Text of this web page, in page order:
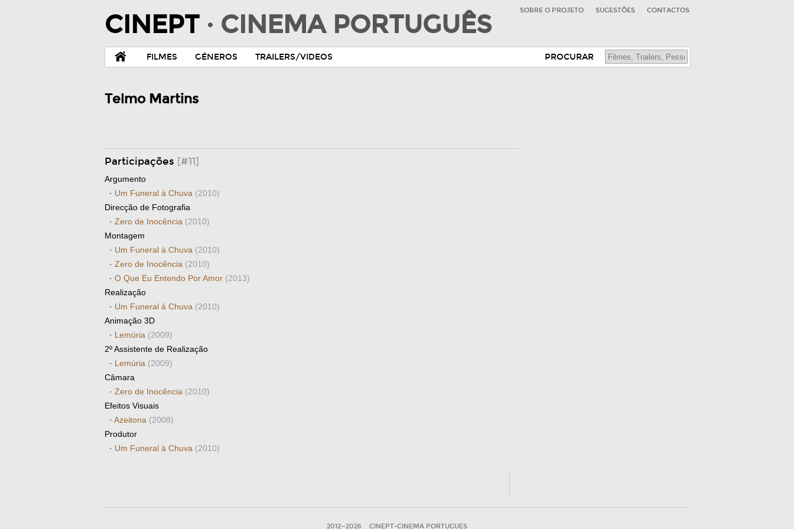
CINEPT · CINEMA PORTUGUÊS SOBRE O PROJETO SUGESTÕES CONTACTOS
FILMES GÉNEROS TRAILERS/VIDEOS PROCURAR
Telmo Martins
Participações [#11]
Argumento
· Um Funeral à Chuva (2010)
Direcção de Fotografia
· Zero de Inocência (2010)
Montagem
· Um Funeral à Chuva (2010)
· Zero de Inocência (2010)
· O Que Eu Entendo Por Amor (2013)
Realização
· Um Funeral à Chuva (2010)
Animação 3D
· Lemúria (2009)
2º Assistente de Realização
· Lemúria (2009)
Câmara
· Zero de Inocência (2010)
Efeitos Visuais
· Azeitona (2008)
Produtor
· Um Funeral à Chuva (2010)
2012—2026 CINEPT-CINEMA PORTUGUES